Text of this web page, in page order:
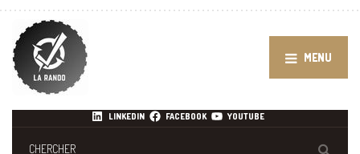
MENU
LINKEDIN FACEBOOK YOUTUBE